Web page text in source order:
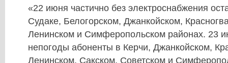
«22 июня частично без электроснабжения
Судаке, Белогорском, Джанкойском,
Ленинском и Симферопольском районах. 23
непогоды абоненты в Керчи, Джанкойском,
Ленинском, Сакском, Советском и